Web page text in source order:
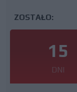
ZOSTAŁO:
15
DNI